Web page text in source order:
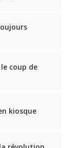
coup de
kiosque